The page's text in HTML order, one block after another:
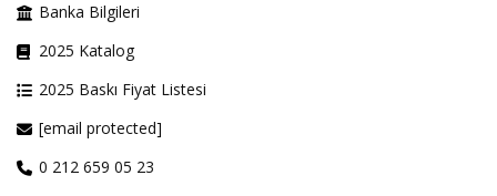
Banka Bilgileri
2025 Katalog
2025 Baskı Fiyat Listesi
[email protected]
0 212 659 05 23